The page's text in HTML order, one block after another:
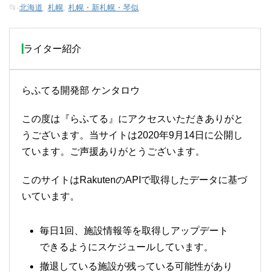
📂-北海道, 札幌, 札幌・新札幌・琴似
ライター紹介
らふてる開発部 ケンタロウ
この度は『らふてる』にアクセスいただきありがと
うございます。当サイトは2020年9月14日に公開し
ています。ご声援ありがとうございます。
このサイトはRakutenのAPIで取得したデータに基づ
いています。
毎日1回、施設情報等を取得しアップデート
できるようにスケジュールしています。
撤退している施設が残っている可能性があり